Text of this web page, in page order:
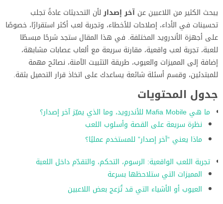
يبحث الكثير من اللاعبين عن آخر إصدارلأن التحديثات عادةً تجلب
تحسينات في الأداء، إصلاحات للأخطاء، وتجربة لعب أكثر استقرارًا، خصوصًا
على أجهزة الأندرويد المختلفة. في هذا المقال ستجد شرحًا مبسطًا
للعبة، تجربة لعب واقعية، مقارنة سريعة مع ألعاب عصابات مشابهة،
إضافة إلى المميزات والعيوب، طريقة التثبيت الآمنة، نصائح مهمة
للمبتدئين، وقسم أسئلة شائعة يساعدك على اتخاذ قرار التحميل بثقة.
جدول المحتويات
ما هي Mafia Mobile للأندرويد، وما الذي يميّز آخر إصدار؟
نظرة سريعة على القصة وأسلوب اللعب
ماذا يعني “آخر إصدار” للمستخدم عمليًا؟
تجربة اللعب الواقعية: الرسوم، التحكم، والتقدّم داخل اللعبة
المميزات التي ستلاحظها بسرعة
العيوب أو الأشياء التي قد تُزعج بعض اللاعبين